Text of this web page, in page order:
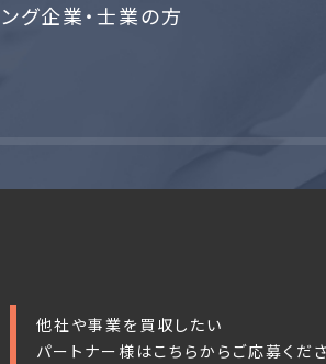
グ企業・士業の方
他社や事業を買収したい
パートナー様はこちらからご応募くださ